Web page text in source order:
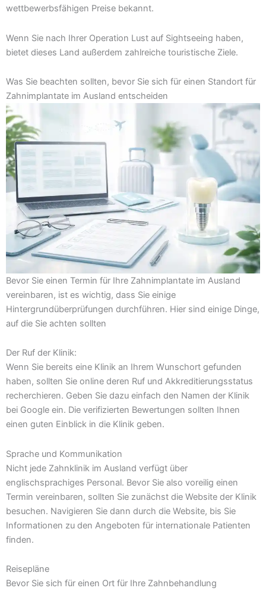
wettbewerbsfähigen Preise bekannt.
Wenn Sie nach Ihrer Operation Lust auf Sightseeing haben,
bietet dieses Land außerdem zahlreiche touristische Ziele.
Was Sie beachten sollten, bevor Sie sich für einen Standort für
Zahnimplantate im Ausland entscheiden
Bevor Sie einen Termin für Ihre Zahnimplantate im Ausland
vereinbaren, ist es wichtig, dass Sie einige
Hintergrundüberprüfungen durchführen. Hier sind einige Dinge,
auf die Sie achten sollten
Der Ruf der Klinik:
Wenn Sie bereits eine Klinik an Ihrem Wunschort gefunden
haben, sollten Sie online deren Ruf und Akkreditierungsstatus
recherchieren. Geben Sie dazu einfach den Namen der Klinik
bei Google ein. Die verifizierten Bewertungen sollten Ihnen
einen guten Einblick in die Klinik geben.
Sprache und Kommunikation
Nicht jede Zahnklinik im Ausland verfügt über
englischsprachiges Personal. Bevor Sie also voreilig einen
Termin vereinbaren, sollten Sie zunächst die Website der Klinik
besuchen. Navigieren Sie dann durch die Website, bis Sie
Informationen zu den Angeboten für internationale Patienten
finden.
Reisepläne
Bevor Sie sich für einen Ort für Ihre Zahnbehandlung